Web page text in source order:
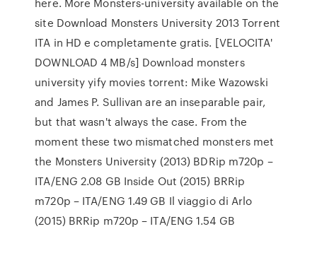
site Download Monsters University 2013 Torrent
ITA in HD e completamente gratis. [VELOCITA'
DOWNLOAD 4 MB/s] Download monsters
university yify movies torrent: Mike Wazowski
and James P. Sullivan are an inseparable pair,
but that wasn't always the case. From the
moment these two mismatched monsters met
the Monsters University (2013) BDRip m720p –
ITA/ENG 2.08 GB Inside Out (2015) BRRip
m720p – ITA/ENG 1.49 GB Il viaggio di Arlo
(2015) BRRip m720p – ITA/ENG 1.54 GB